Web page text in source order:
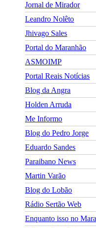
Jornal de Mirador
Leandro Nolêto
Jhivago Sales
Portal do Maranhão
ASMOIMP
Portal Reais Notí­cias
Blog da Angra
Holden Arruda
Me Informo
Blog do Pedro Jorge
Eduardo Sandes
Paraibano News
Martin Varão
Blog do Lobão
Rádio Sertão Web
Enquanto isso no